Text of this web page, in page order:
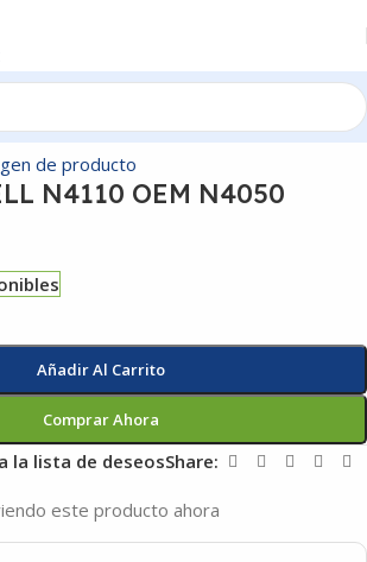
N4110 OEM N4050
Añadir Al Carrito
Comprar Ahora
la lista de deseosShare:
este producto ahora